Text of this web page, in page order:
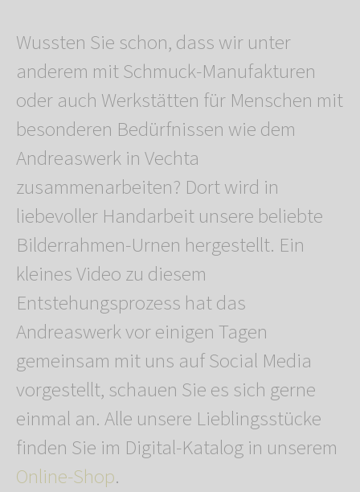
Wussten Sie schon, dass wir unter
anderem mit Schmuck-Manufakturen
oder auch Werkstätten für Menschen mit
besonderen Bedürfnissen wie dem
Andreaswerk in Vechta
zusammenarbeiten? Dort wird in
liebevoller Handarbeit unsere beliebte
Bilderrahmen-Urnen hergestellt. Ein
kleines Video zu diesem
Entstehungsprozess hat das
Andreaswerk vor einigen Tagen
gemeinsam mit uns auf Social Media
vorgestellt, schauen Sie es sich gerne
einmal an. Alle unsere Lieblingsstücke
finden Sie im Digital-Katalog in unserem
Online-Shop.